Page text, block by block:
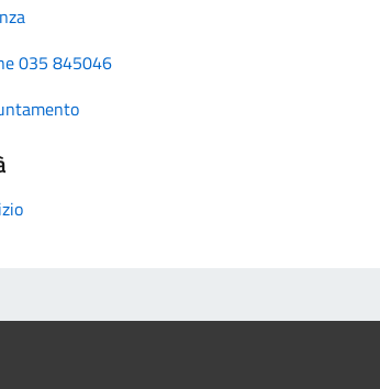
035 845046